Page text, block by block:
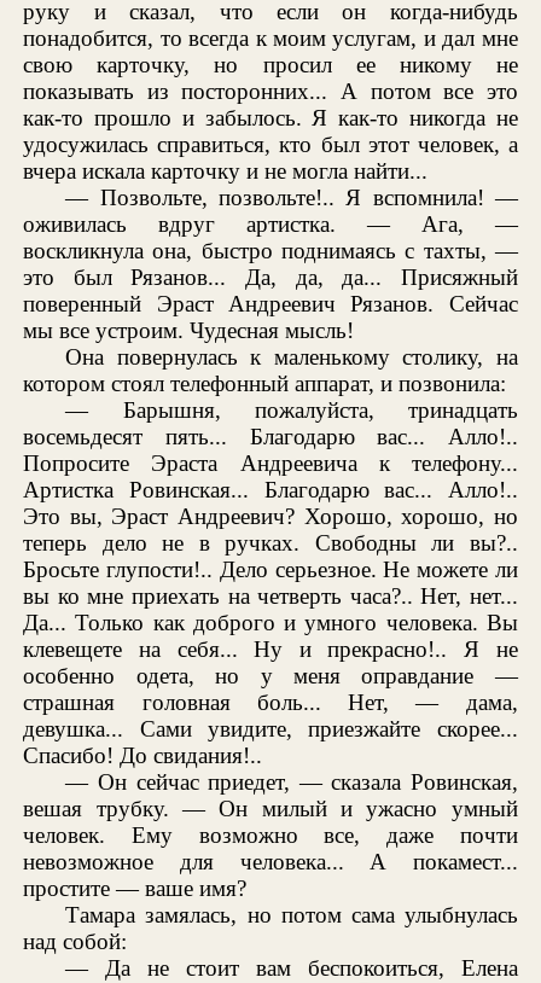
руку и сказал, что если он когда-нибудь
понадобится, то всегда к моим услугам, и дал мне
свою карточку, но просил ее никому не
показывать из посторонних... А потом все это
как-то прошло и забылось. Я как-то никогда не
удосужилась справиться, кто был этот человек, а
вчера искала карточку и не могла найти...
— Позвольте, позвольте!.. Я вспомнила! —
оживилась вдруг артистка. — Ага, —
воскликнула она, быстро поднимаясь с тахты, —
это был Рязанов... Да, да, да... Присяжный
поверенный Эраст Андреевич Рязанов. Сейчас
мы все устроим. Чудесная мысль!
Она повернулась к маленькому столику, на
котором стоял телефонный аппарат, и позвонила:
— Барышня, пожалуйста, тринадцать
восемьдесят пять... Благодарю вас... Алло!..
Попросите Эраста Андреевича к телефону...
Артистка Ровинская... Благодарю вас... Алло!..
Это вы, Эраст Андреевич? Хорошо, хорошо, но
теперь дело не в ручках. Свободны ли вы?..
Бросьте глупости!.. Дело серьезное. Не можете ли
вы ко мне приехать на четверть часа?.. Нет, нет...
Да... Только как доброго и умного человека. Вы
клевещете на себя... Ну и прекрасно!.. Я не
особенно одета, но у меня оправдание —
страшная головная боль... Нет, — дама,
девушка... Сами увидите, приезжайте скорее...
Спасибо! До свидания!..
— Он сейчас приедет, — сказала Ровинская,
вешая трубку. — Он милый и ужасно умный
человек. Ему возможно все, даже почти
невозможное для человека... А покамест...
простите — ваше имя?
Тамара замялась, но потом сама улыбнулась
над собой:
— Да не стоит вам беспокоиться, Елена